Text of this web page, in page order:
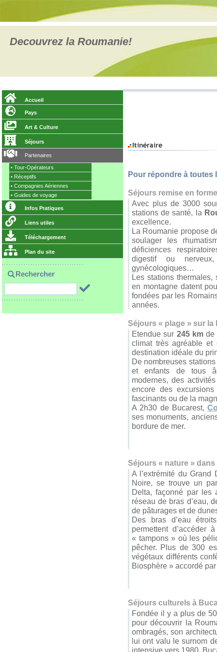
Decouvrez la Roumanie!
Accueil
Pays
Art & Culture
Séjours
Partenaires
• Tour-Opérateurs
• Réceptifs
• Compagnies Aériennes
• Guides de voyage
Infos Pratiques
Liens utiles
Téléchargement
Plan du site
Rechercher
Pour répondre à
Séjours remise en
Avec plus de 3000
stations de santé, la
excellence.
La Roumanie propose
soulager les
déficiences
digestif ou
gynécologiques…
Les stations
en montagne datent
fondées par les
années.
Séjours « plage » sur la
Etendue sur 245 kmde
climat très agréable
destination idéale du
De nombreuses
et enfants de tous
modernes, des
encore des
fascinants ou de la
A 2h30 de Bucarest,
ses monuments,
bordure de mer.
Séjours « nature »
A l’extrémité du
Noire, se trouve un
Delta, façonné par
réseau de bras d’eau,
de pâturages et de
Des bras d’eau
permettent d’accéder
« tampons » où les
pêcher. Plus de 300
végétaux différents
Biosphère » accordé
Séjours culturels à
Fondée il y a plus de
pour découvrir la
ombragés, son
lui ont valu le surnom
intensive vers 1980,